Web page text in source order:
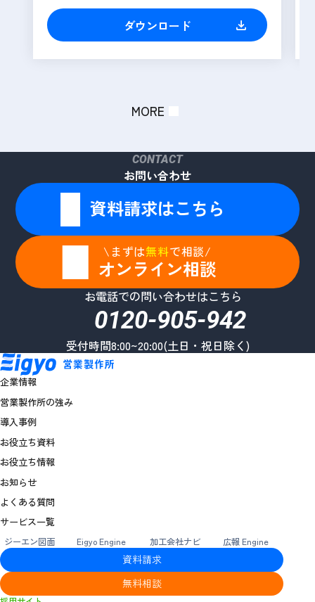
ダウンロード
MORE
CONTACT
お問い合わせ
資料請求はこちら
\まずは無料で相談/
オンライン相談
お電話での問い合わせはこちら
0120-905-942
受付時間8:00~20:00(土日・祝日除く)
資料請求
無料相談
企業情報
営業製作所の強み
導入事例
お役立ち資料
お役立ち情報
お知らせ
よくある質問
サービス一覧
ジーエン図面 Eigyo Engine 加工会社ナビ 広報 Engine